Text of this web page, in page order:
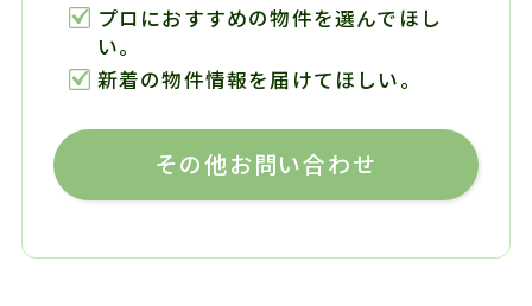
プロにおすすめの物件を選んでほし
い。
新着の物件情報を届けてほしい。
その他お問い合わせ